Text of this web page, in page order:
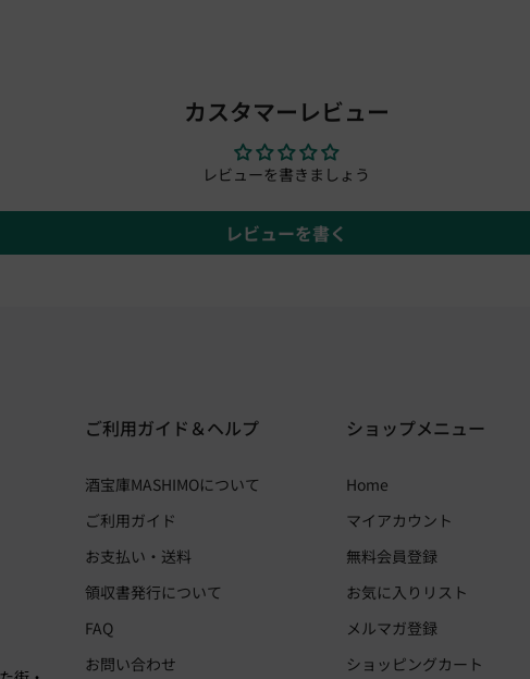
カスタマーレビュー
レビューを書きましょう
レビューを書く
ご利用ガイド＆ヘルプ
酒宝庫MASHIMOについて
ご利用ガイド
お支払い・送料
領収書発行について
FAQ
お問い合わせ
ショップメニュー
Home
マイアカウント
無料会員登録
お気に入りリスト
メルマガ登録
ショッピングカート